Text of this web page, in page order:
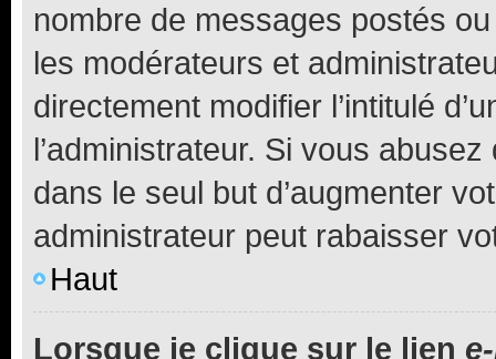
nombre de messages postés
les modérateurs et
directement modifier l’intitulé
l’administrateur. Si vous
dans le seul but d’augmenter
administrateur peut rabaisser
Haut
Lorsque je clique sur le lien